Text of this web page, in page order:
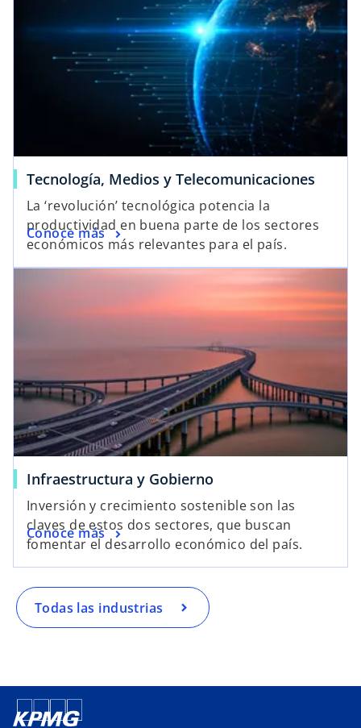
Tecnología, Medios y Telecomunicaciones
La ‘revolución’ tecnológica potencia la
productividad en buena parte de los sectores
económicos más relevantes para el país.
Conoce más
Infraestructura y Gobierno
Inversión y crecimiento sostenible son las
claves de estos dos sectores, que buscan
fomentar el desarrollo económico del país.
Conoce más
Todas las industrias